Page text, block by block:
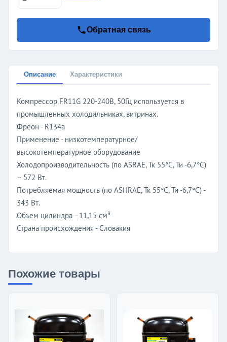
Обратная связь
Описание Характеристики
Компрессор FR11G 220-240В, 50Гц используется в
промышленных холодильниках, витринах.
Фреон - R134a
Применение - низкотемпературное/
высокотемпературное оборудование
Холодопроизводительность (по ASRAE, Тк 55°C, Ти -6,7°C)
– 572 Вт.
Потребляемая мощность (по ASHRAE, Тк 55°C, Ти -6,7°C) -
343 Вт.
Объем цилиндра –11,15 см³
Страна происхождения - Словакия
Похожие товары